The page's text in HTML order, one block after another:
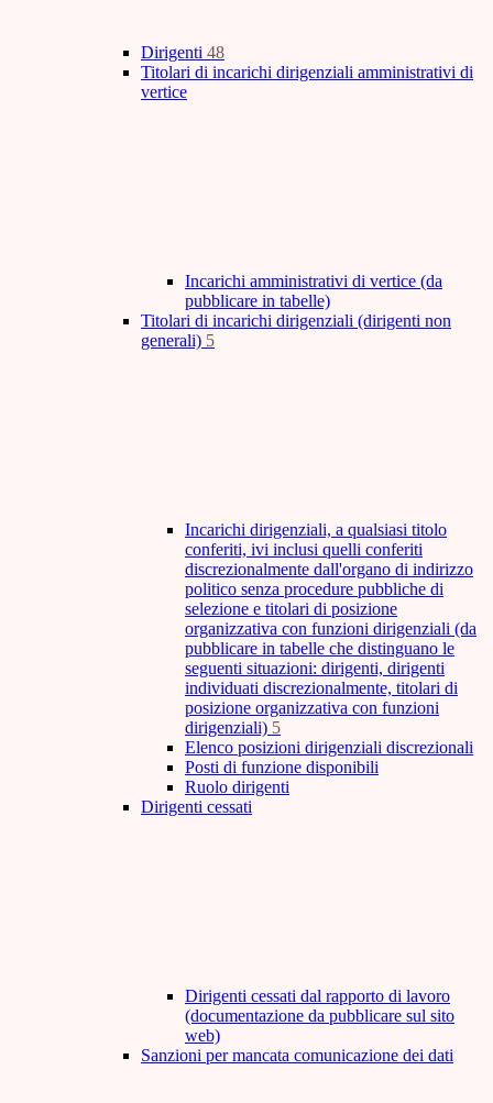
Dirigenti 48
Titolari di incarichi dirigenziali amministrativi di
vertice
Incarichi amministrativi di vertice (da
pubblicare in tabelle)
Titolari di incarichi dirigenziali (dirigenti non
generali) 5
Incarichi dirigenziali, a qualsiasi titolo
conferiti, ivi inclusi quelli conferiti
discrezionalmente dall'organo di indirizzo
politico senza procedure pubbliche di
selezione e titolari di posizione
organizzativa con funzioni dirigenziali (da
pubblicare in tabelle che distinguano le
seguenti situazioni: dirigenti, dirigenti
individuati discrezionalmente, titolari di
posizione organizzativa con funzioni
dirigenziali) 5
Elenco posizioni dirigenziali discrezionali
Posti di funzione disponibili
Ruolo dirigenti
Dirigenti cessati
Dirigenti cessati dal rapporto di lavoro
(documentazione da pubblicare sul sito
web)
Sanzioni per mancata comunicazione dei dati